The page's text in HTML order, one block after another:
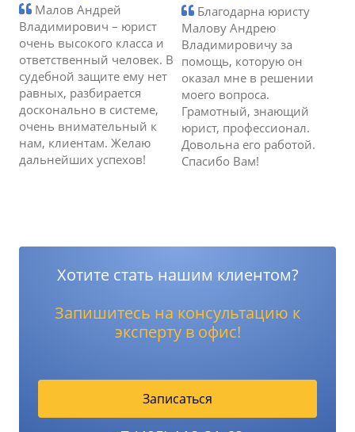
Малов Андрей
Владимирович – юрист
очень высокого класса и
ответственный человек. В
судебной защите ему нет
равных, разбирается
досконально в системе,
очень внимательный к
нам, клиентам. Желаю
дальнейших успехов!
Благодарна юристу
Малову Андрею
Владимировичу за
помощь, которую он
оказал мне в решении
моего вопроса.
Грамотный, знающий
юрист, профессионал.
Довольна его работой.
Спасибо Вам!
Хотите стать нашим клиентом?
Запишитесь на консультацию к
эксперту в офис!
Записаться